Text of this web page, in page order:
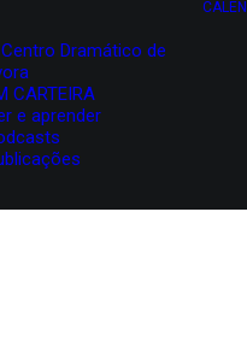
Dramático de
CARTEIRA
e aprender